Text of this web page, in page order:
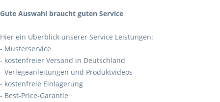
Gute Auswahl braucht guten Service
Hier ein Überblick unserer Service Leistungen:
- Musterservice
- kostenfreier Versand in Deutschland
- Verlegeanleitungen und Produktvideos
- kostenfreie Einlagerung
- Best-Price-Garantie